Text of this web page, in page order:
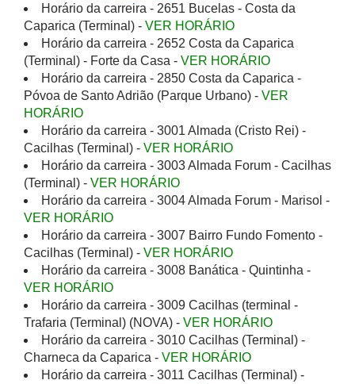
Horário da carreira - 2651 Bucelas - Costa da
Caparica (Terminal) - VER HORÁRIO
Horário da carreira - 2652 Costa da Caparica
(Terminal) - Forte da Casa - VER HORÁRIO
Horário da carreira - 2850 Costa da Caparica -
Póvoa de Santo Adrião (Parque Urbano) - VER
HORÁRIO
Horário da carreira - 3001 Almada (Cristo Rei) -
Cacilhas (Terminal) - VER HORÁRIO
Horário da carreira - 3003 Almada Forum - Cacilhas
(Terminal) - VER HORÁRIO
Horário da carreira - 3004 Almada Forum - Marisol -
VER HORÁRIO
Horário da carreira - 3007 Bairro Fundo Fomento -
Cacilhas (Terminal) - VER HORÁRIO
Horário da carreira - 3008 Banática - Quintinha -
VER HORÁRIO
Horário da carreira - 3009 Cacilhas (terminal -
Trafaria (Terminal) (NOVA) - VER HORÁRIO
Horário da carreira - 3010 Cacilhas (Terminal) -
Charneca da Caparica - VER HORÁRIO
Horário da carreira - 3011 Cacilhas (Terminal) -